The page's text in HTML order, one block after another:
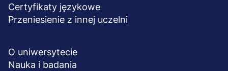
Certyfikaty językowe
Przeniesienie z innej uczelni
O uniwersytecie
Nauka i badania